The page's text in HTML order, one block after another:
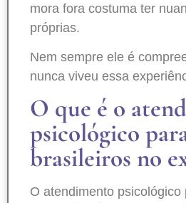
mora fora costuma ter
próprias.
Nem sempre ele é
nunca viveu essa
O que é o
psicológico
brasileiros no
O atendimento psicológico